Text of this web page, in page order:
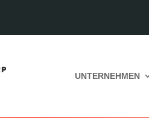
UNTERNEHMEN